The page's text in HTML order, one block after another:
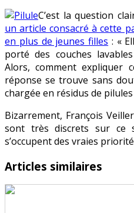
C’est la question
un article consacré à cette
en plus de jeunes filles : «
porté des couches
Alors, comment
réponse se trouve sans
chargée en résidus de
Bizarrement, François
sont très discrets sur ce
s’occupent des vraies
Articles similaires